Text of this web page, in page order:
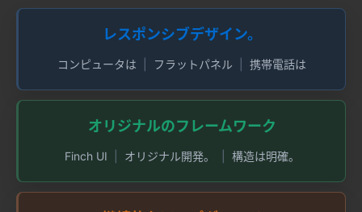
レスポンシブデザイン。
コンピュータは フラットパネル 携帯電話は
オリジナルのフレームワーク
Finch UI オリジナル開発。 構造は明確。